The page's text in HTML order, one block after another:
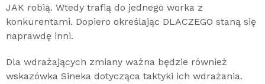
JAK robią. Wtedy trafią do jednego worka z
konkurentami. Dopiero określając DLACZEGO staną się
naprawdę inni.
Dla wdrażających zmiany ważna będzie również
wskazówka Sineka dotycząca taktyki ich wdrażania.